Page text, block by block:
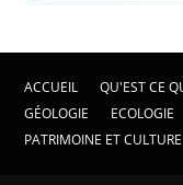
ACCUEIL QU'EST CE
GÉOLOGIE
ECOLOGIE
PATRIMOINE ET CULTURE